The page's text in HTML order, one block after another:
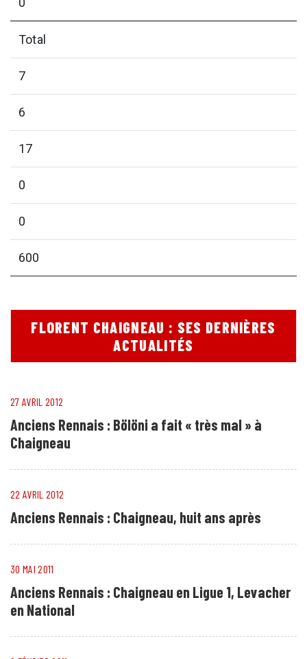
Total
7
6
17
0
0
600
FLORENT CHAIGNEAU : SES DERNIÈRES
ACTUALITÉS
27 AVRIL 2012
Anciens Rennais : Bölöni a fait « très mal » à
Chaigneau
22 AVRIL 2012
Anciens Rennais : Chaigneau, huit ans après
30 MAI 2011
Anciens Rennais : Chaigneau en Ligue 1, Levacher
en National